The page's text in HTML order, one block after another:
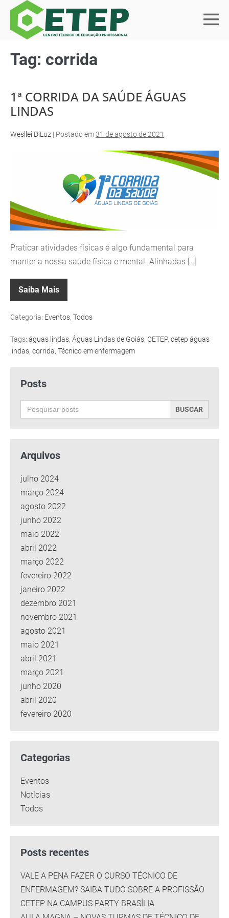
Tag: corrida
1ª CORRIDA DA SAÚDE ÁGUAS
LINDAS
Wesllei DiLuz | Postado em31 de agosto de 2021
Praticar atividades físicas é algo fundamental para
manter a nossa saúde física e mental. Alinhadas […]
Saiba Mais
Categoria: Eventos, Todos
Tags: águas lindas, Águas Lindas de Goiás, CETEP, cetep águas
lindas, corrida, Técnico em enfermagem
Posts
Search
for:
Arquivos
julho 2024
março 2024
agosto 2022
junho 2022
maio 2022
abril 2022
março 2022
fevereiro 2022
janeiro 2022
dezembro 2021
novembro 2021
agosto 2021
maio 2021
abril 2021
março 2021
junho 2020
abril 2020
fevereiro 2020
Categorias
Eventos
Notícias
Todos
Posts recentes
VALE A PENA FAZER O CURSO TÉCNICO DE
ENFERMAGEM? SAIBA TUDO SOBRE A PROFISSÃO
CETEP NA CAMPUS PARTY BRASÍLIA